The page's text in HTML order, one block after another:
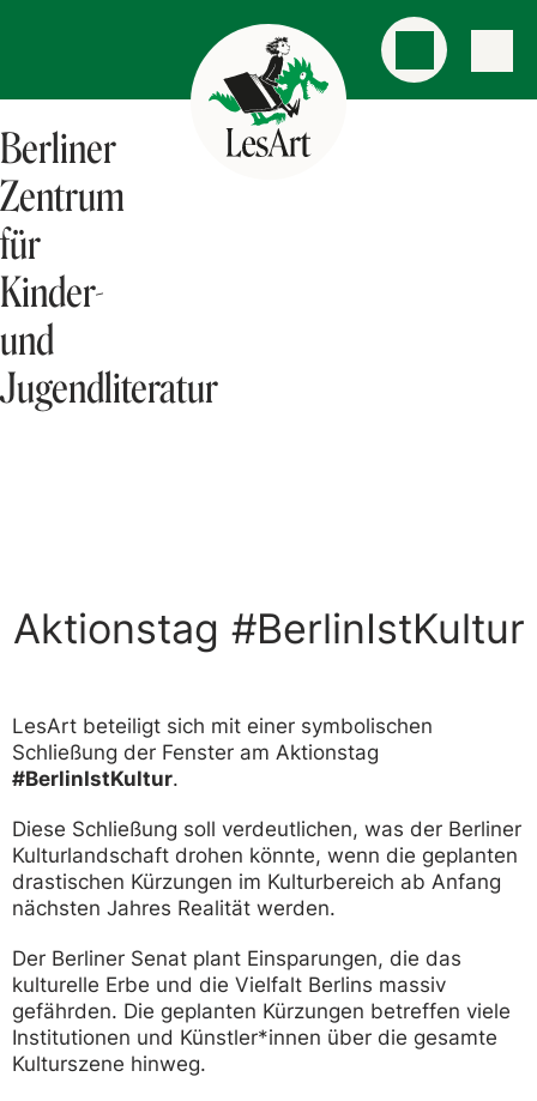
Berliner
Zentrum
für
Kinder-
und
Jugendliteratur
Aktionstag #BerlinIstKultur
LesArt beteiligt sich mit einer symbolischen
Schließung der Fenster am Aktionstag
#BerlinIstKultur.
Diese Schließung soll verdeutlichen, was der Berliner
Kulturlandschaft drohen könnte, wenn die geplanten
drastischen Kürzungen im Kulturbereich ab Anfang
nächsten Jahres Realität werden.
Der Berliner Senat plant Einsparungen, die das
kulturelle Erbe und die Vielfalt Berlins massiv
gefährden. Die geplanten Kürzungen betreffen viele
Institutionen und Künstler*innen über die gesamte
Kulturszene hinweg.